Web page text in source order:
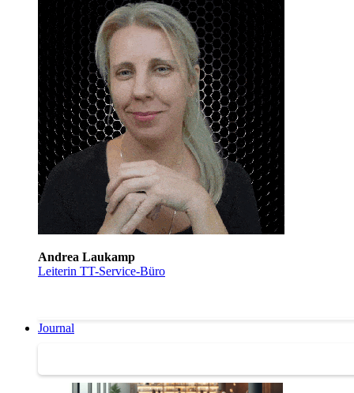
Andrea Laukamp
Leiterin TT-Service-Büro
Journal